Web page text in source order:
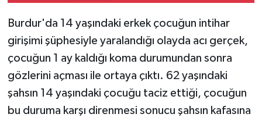
Burdur'da 14 yaşındaki erkek çocuğun intihar
girişimi şüphesiyle yaralandığı olayda acı gerçek,
çocuğun 1 ay kaldığı koma durumundan sonra
gözlerini açması ile ortaya çıktı. 62 yaşındaki
şahsın 14 yaşındaki çocuğu taciz ettiği, çocuğun
bu duruma karşı direnmesi sonucu şahsın kafasına
Yerel
İletişim
Künye